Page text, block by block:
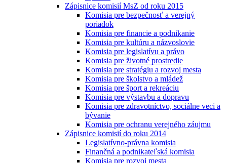
Zápisnice komisií MsZ od roku 2015
Komisia pre bezpečnosť a verejný
poriadok
Komisia pre financie a podnikanie
Komisia pre kultúru a názvoslovie
Komisia pre legislatívu a právo
Komisia pre životné prostredie
Komisia pre stratégiu a rozvoj mesta
Komisia pre školstvo a mládež
Komisia pre šport a rekreáciu
Komisia pre výstavbu a dopravu
Komisia pre zdravotníctvo, sociálne veci a
bývanie
Komisia pre ochranu verejného záujmu
Zápisnice komisií do roku 2014
Legislatívno-právna komisia
Finančná a podnikateľská komisia
Komisia pre rozvoj mesta